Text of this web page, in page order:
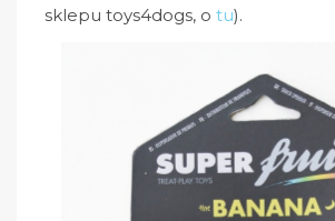
sklepu toys4dogs, o tu).